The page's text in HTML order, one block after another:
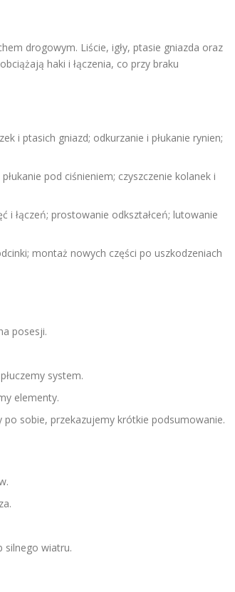
drogowym. Liście, igły, ptasie gniazda oraz
haki i łączenia, co przy braku
i ptasich gniazd; odkurzanie i płukanie rynien;
pod ciśnieniem; czyszczenie kolanek i
i łączeń; prostowanie odkształceń; lutowanie
montaż nowych części po uszkodzeniach
posesji.
system.
elementy.
sobie, przekazujemy krótkie podsumowanie.
silnego wiatru.